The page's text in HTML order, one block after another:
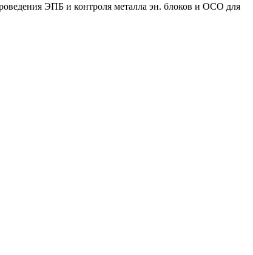
ЭПБ и контроля металла эн. блоков и ОСО для